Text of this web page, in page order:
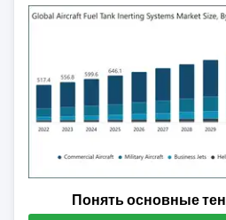
Понять основные